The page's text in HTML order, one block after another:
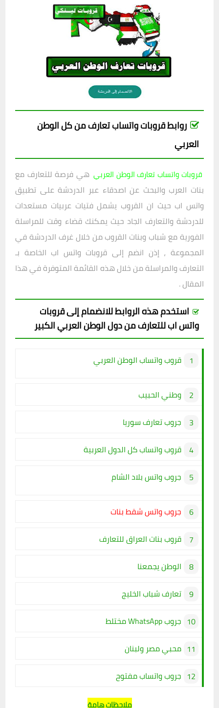
روابط قروبات واتساب تعارف من كل الوطن
العربي
قروبات واتساب تعارف الوطن العربي هي فرصة للتعارف مع
بنات العرب والبحث عن اصدقاء عبر الدردشة على تطبيق
واتس اب حيث ان القروب يشمل فتيات عربيات مستعدات
للدردشة والتعارف الجاد حيث يمكنك قضاء وقت للمراسلة
الفورية مع شباب وبنات القروب من خلال غرف الدردشة في
المجموعة ، إذن انضم إلى قروبات واتس اب الخاصة بـ
التعارف والمراسلة من خلال هذه القائمة المتوفرة في هذا
المقال .
استخدم هذه الروابط للانضمام إلى قروبات
واتس اب للتعارف من دول الوطن العربي الكبير
قروب واتساب الوطن العربي
وطني الحبيب
جروب تعارف سوريا
قروب واتساب كل الدول العربية
جروب واتس بلاد الشام
جروب واتس شقط بنات
قروب بنات العراق للتعارف
الوطن يجمعنا
تعارف شباب الخليج
جروب WhatsApp
مختلط
محبي مصر ولبنان
جروب واتساب مفتوح
ملاحظات هامة